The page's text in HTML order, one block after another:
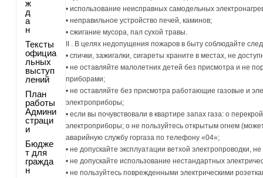
ж
д
а
н
Тексты
официа
льных
выступ
лений
План
работы
Админи
страци
и
Бюдже
т для
гражда
н
• использование неисправных самодельных
• неправильное устройство печей, каминов;
• сжигание мусора, пал сухой травы.
II . В целях недопущения пожаров в быту соблюдайте
• спички, зажигалки, сигареты храните в местах, не
• не оставляйте малолетних детей без присмотра и не
приборами;
• не оставляйте без присмотра работающие газовые и
электроприборы;
• если вы почувствовали в квартире запах газа: o
электроприборы; o не пользуйтесь открытым огнем
аварийную службу горгаза по телефону «04»;
• не допускайте эксплуатации ветхой электропроводки,
• не допускайте использование нестандартных
• не пользуйтесь поврежденными электрическими